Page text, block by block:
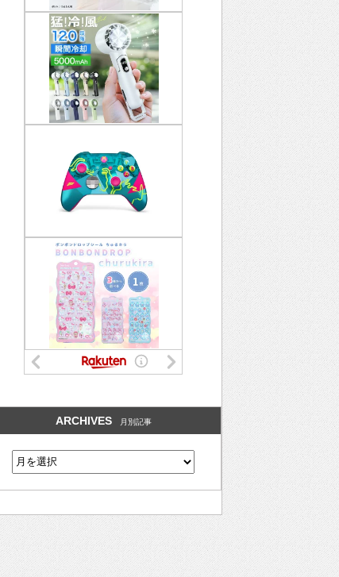
ARCHIVES 月別記事